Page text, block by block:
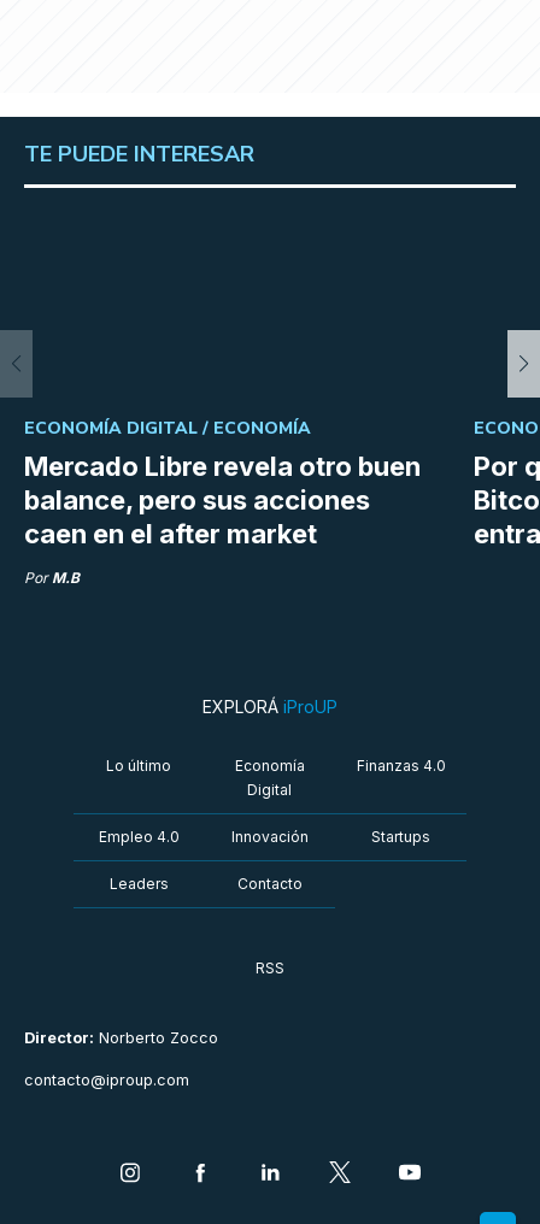
TE PUEDE INTERESAR
Mercado Libre revela otro buen
balance, pero sus acciones
caen en el after market
ECONOMÍA DIGITAL / ECONOMÍA
Por M.B
Por
Director: Norberto Zocco
contacto@iproup.com
EXPLORÁ iProUP
Lo último
Economía
Digital
Finanzas 4.0
Empleo 4.0 Innovación Startups
Leaders Contacto
RSS